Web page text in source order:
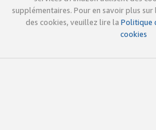
supplémentaires. Pour en savoir plus
des cookies, veuillez lire la Politique
cookies